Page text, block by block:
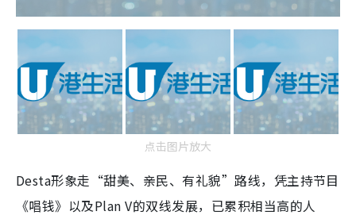
点击图片放大
Desta形象走“甜美、亲民、有礼貌”路线，凭主持节目
《唱钱》以及Plan V的双线发展，已累积相当高的人